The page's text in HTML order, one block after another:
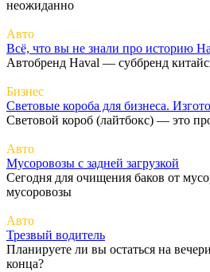
неожиданно
Авто
Всё, что вы не знали про историю
Автобренд Haval — суббренд
Бизнес
Световые короба для бизнеса.
Световой короб (лайтбокс) — это
Авто
Мусоровозы с задней загрузкой
Сегодня для очищения баков от
мусоровозы
Авто
Трезвый водитель
Планируете ли вы остаться на
конца?